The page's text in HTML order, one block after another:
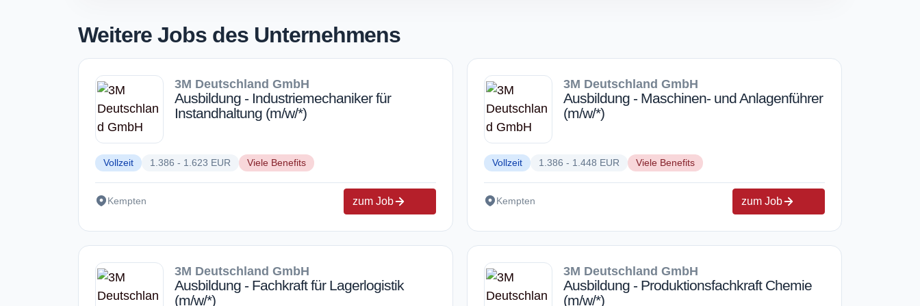
Weitere Jobs des Unternehmens
3M Deutschland GmbH
Ausbildung - Industriemechaniker für
Instandhaltung (m/w/*)
Vollzeit 1.386 - 1.623 EUR Viele Benefits
Kempten zum Job
3M Deutschland GmbH
Ausbildung - Maschinen- und Anlagenführer
(m/w/*)
Vollzeit 1.386 - 1.448 EUR Viele Benefits
Kempten zum Job
3M Deutschland GmbH
Ausbildung - Fachkraft für Lagerlogistik
(m/w/*)
3M Deutschland GmbH
Ausbildung - Produktionsfachkraft Chemie
(m/w/*)